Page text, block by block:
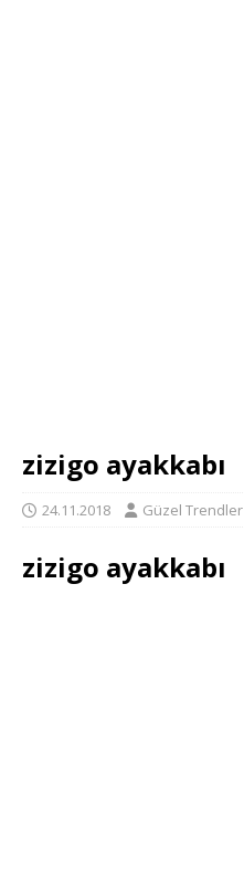
zizigo ayakkabı
24.11.2018 Güzel Trendler